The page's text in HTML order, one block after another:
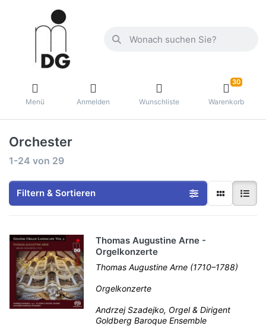
Menü Anmelden Wunschliste
30
Warenkorb
Orchester
1-24 von 29
Filtern & Sortieren
Thomas Augustine Arne -
Orgelkonzerte
Thomas Augustine Arne (1710–1788)
Orgelkonzerte
Andrzej Szadejko, Orgel & Dirigent
Goldberg Baroque Ensemble